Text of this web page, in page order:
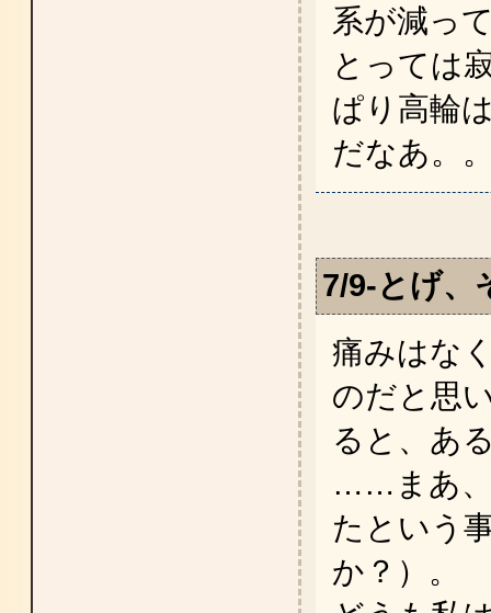
系が減っ
とっては
ぱり高輪
だなあ。
7/9-とげ、
痛みはな
のだと思
ると、あ
……まあ、
たという
か？）。